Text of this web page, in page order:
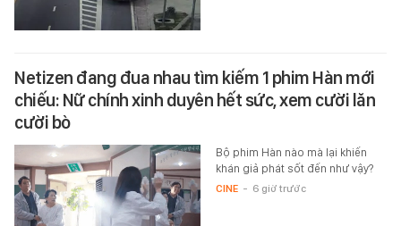
Netizen đang đua nhau tìm kiếm 1 phim Hàn mới
chiếu: Nữ chính xinh duyên hết sức, xem cười lăn
cười bò
Bộ phim Hàn nào mà lại khiến
khán giả phát sốt đến như vậy?
CINE - 6 giờ trước